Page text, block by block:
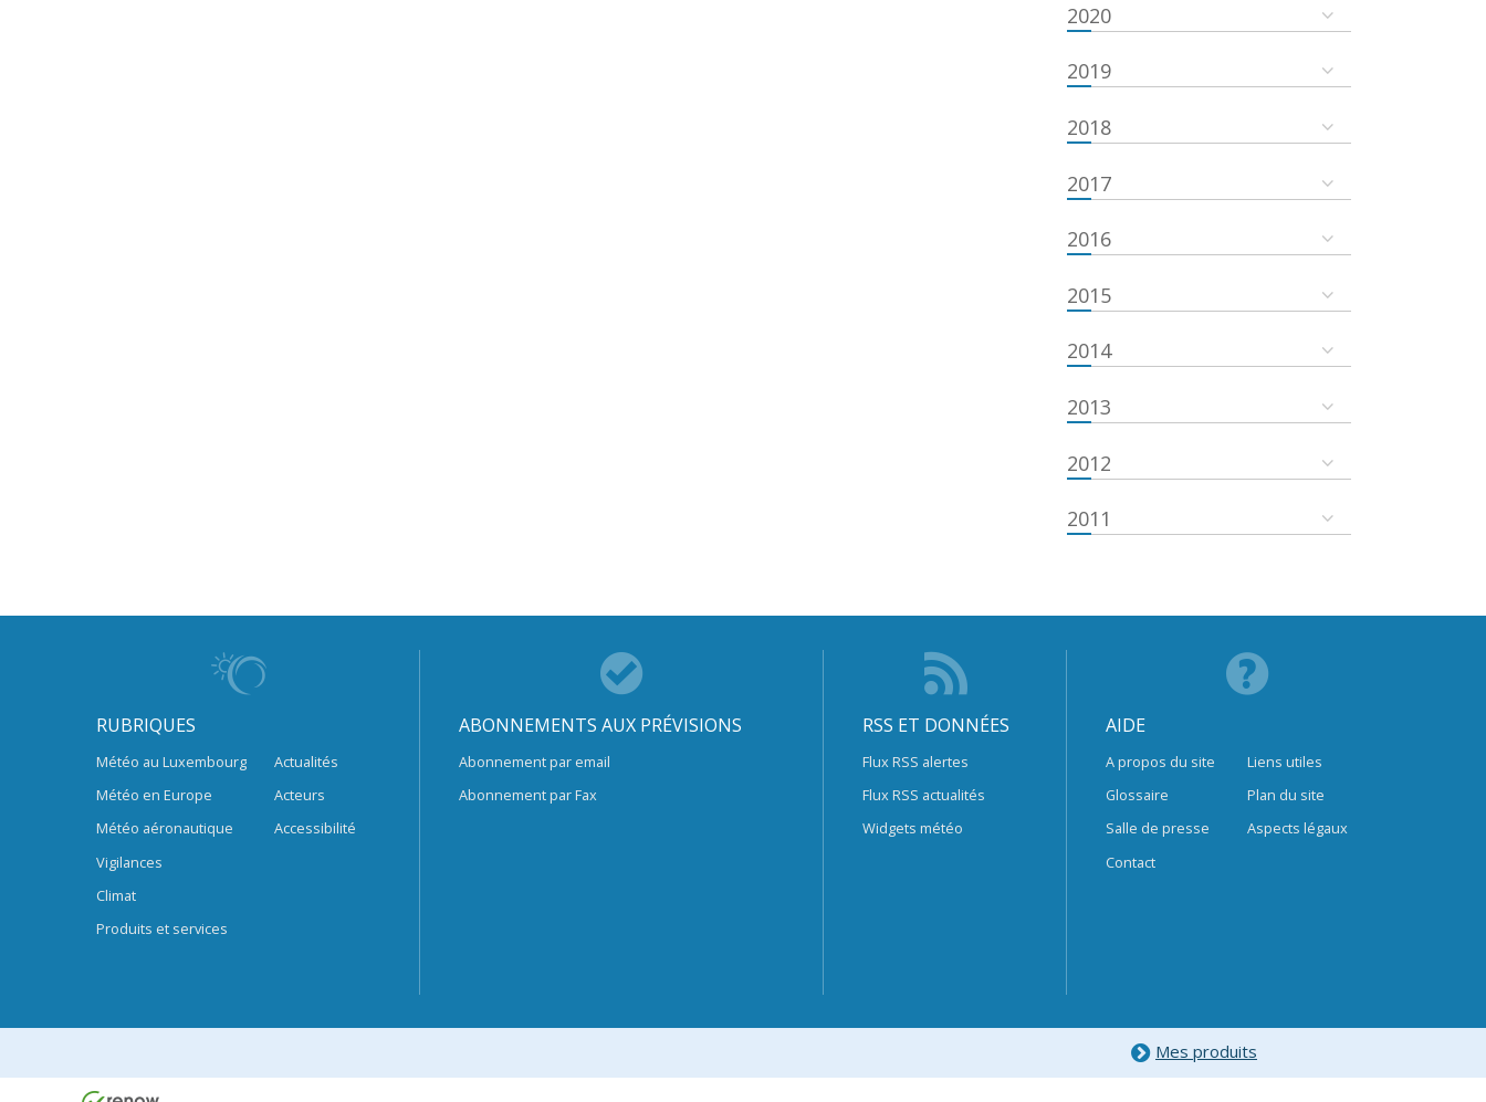
2020
2019
2018
2017
2016
2015
2014
2013
2012
2011
RUBRIQUES
Météo au Luxembourg
Météo en Europe
Météo aéronautique
Vigilances
Climat
Produits et services
Actualités
Acteurs
Accessibilité
ABONNEMENTS AUX PRÉVISIONS
Abonnement par email
Abonnement par Fax
RSS ET DONNÉES
Flux RSS alertes
Flux RSS actualités
Widgets météo
AIDE
A propos du site
Glossaire
Salle de presse
Contact
Liens utiles
Plan du site
Aspects légaux
Mes produits